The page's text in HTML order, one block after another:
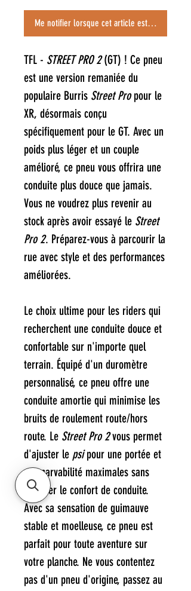
Me notifier lorsque cet article est disponible
TFL - STREET PRO 2(GT) ! Ce pneu
est une version remaniée du
populaire Burris Street Propour le
XR, désormais conçu
spécifiquement pour le GT. Avec un
poids plus léger et un couple
amélioré, ce pneu vous offrira une
conduite plus douce que jamais.
Vous ne voudrez plus revenir au
stock après avoir essayé le Street
Pro 2. Préparez-vous à parcourir la
rue avec style et des performances
améliorées.
Le choix ultime pour les riders qui
recherchent une conduite douce et
confortable sur n'importe quel
terrain. Équipé d'un duromètre
personnalisé, ce pneu offre une
conduite amortie qui minimise les
bruits de roulement route/hors
route. Le Street Pro 2vous permet
d'ajuster le psipour une portée et
une carvabilité maximales sans
sacrifier le confort de conduite.
Avec sa sensation de guimauve
stable et moelleuse, ce pneu est
parfait pour toute aventure sur
votre planche. Ne vous contentez
pas d'un pneu d'origine, passez au